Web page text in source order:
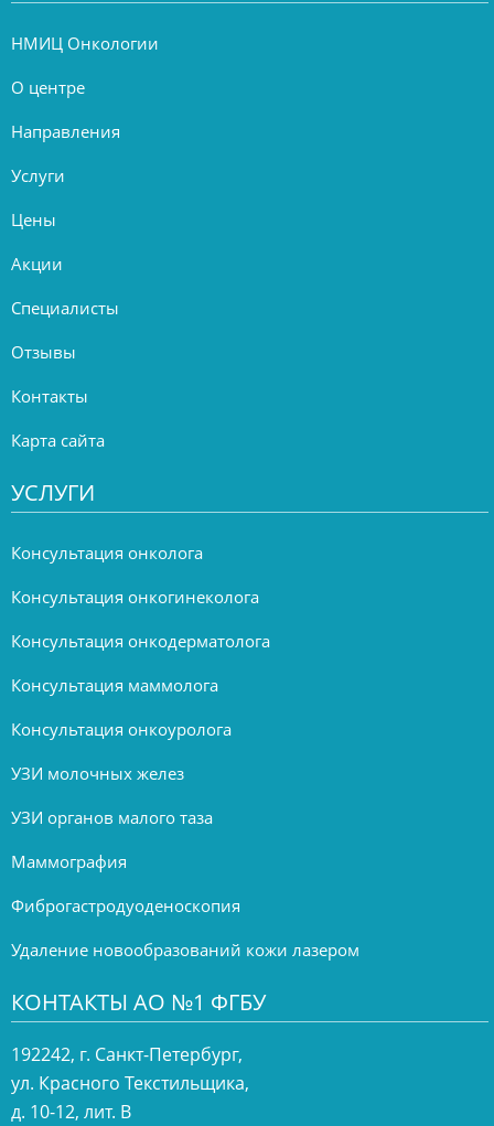
НМИЦ Онкологии
О центре
Направления
Услуги
Цены
Акции
Специалисты
Отзывы
Контакты
Карта сайта
УСЛУГИ
Консультация онколога
Консультация онкогинеколога
Консультация онкодерматолога
Консультация маммолога
Консультация онкоуролога
УЗИ молочных желез
УЗИ органов малого таза
Маммография
Фиброгастродуоденоскопия
Удаление новообразований кожи лазером
КОНТАКТЫ АО №1 ФГБУ
192242, г. Санкт-Петербург,
ул. Красного Текстильщика,
д. 10-12, лит. В